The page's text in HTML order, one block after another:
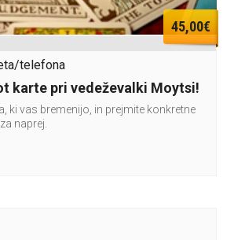
45,00€
telefona
karte pri vedeževalki Moytsi!
ki vas bremenijo, in prejmite konkretne
naprej.